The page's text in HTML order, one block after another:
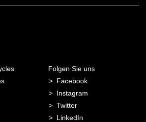
Folgen Sie uns
Facebook
Instagram
Twitter
LinkedIn